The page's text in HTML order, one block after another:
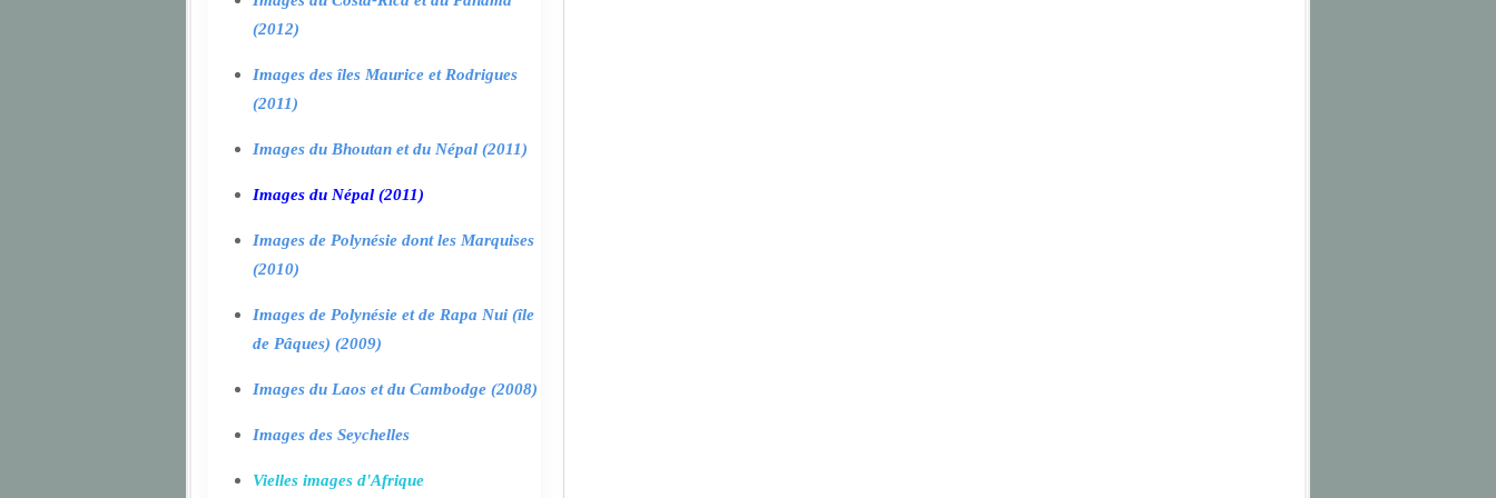
(2012)
Images des îles Maurice et Rodrigues
(2011)
Images du Bhoutan et du Népal (2011)
Images du Népal (2011)
Images de Polynésie dont les Marquises
(2010)
Images de Polynésie et de Rapa Nui (île
de Pâques) (2009)
Images du Laos et du Cambodge (2008)
Images des Seychelles
Vielles images d'Afrique